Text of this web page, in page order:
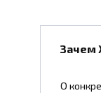
Зачем
О